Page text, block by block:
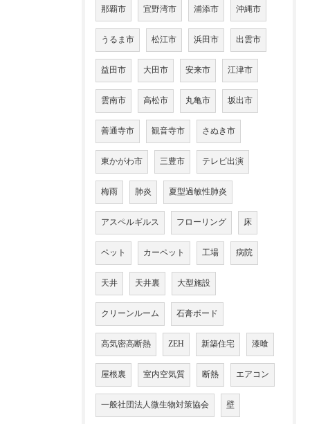
那覇市 宜野湾市 浦添市 沖縄市
うるま市 松江市 浜田市 出雲市
益田市 大田市 安来市 江津市
雲南市 高松市 丸亀市 坂出市
善通寺市 観音寺市 さぬき市
東かがわ市 三豊市 テレビ出演
梅雨 肺炎 夏型過敏性肺炎
アスペルギルス フローリング 床
ペット カーペット 工場 病院
天井 天井裏 大型施設
クリーンルーム 石膏ボード
高気密高断熱 ZEH 新築住宅 漆喰
屋根裏 室内空気質 断熱 エアコン
一般社団法人微生物対策協会 壁